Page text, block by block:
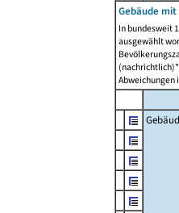
Gebäude mit
In bundesweit
ausgewählt
Abweichungen